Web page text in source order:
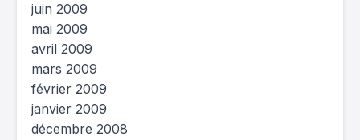
juin 2009
mai 2009
avril 2009
mars 2009
février 2009
janvier 2009
décembre 2008